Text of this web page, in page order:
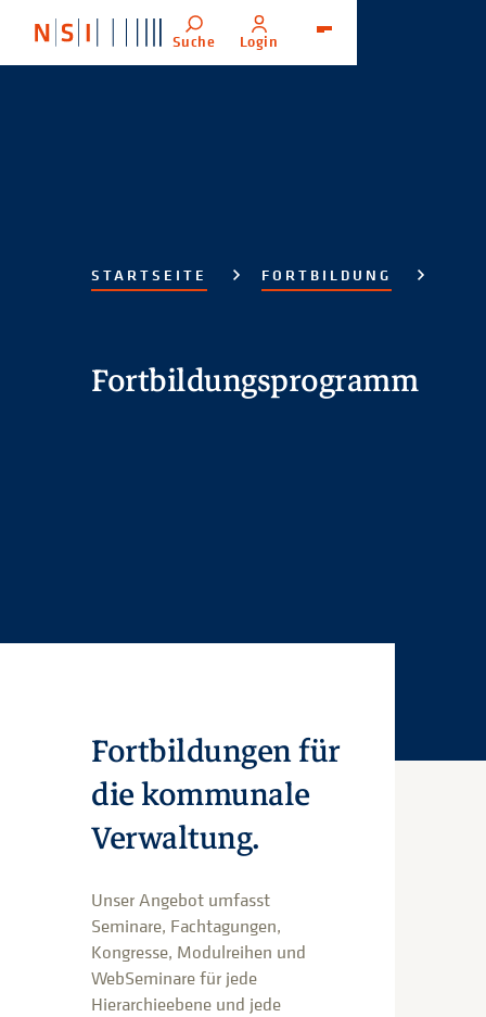
Suche Login
STARTSEITE FORTBILDUNG
Fortbildungsprogramm
Fortbildungen für
die kommunale
Verwaltung.
Unser Angebot umfasst
Seminare, Fachtagungen,
Kongresse, Modulreihen und
WebSeminare für jede
Hierarchieebene und jede